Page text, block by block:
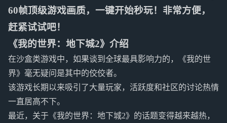
60帧顶级游戏画质，一键开始秒玩！非常方便，
赶紧试试吧！
《我的世界：地下城2》介绍
在沙盒类游戏中，如果谈到全球最具影响力的，《我的世
界》毫无疑问是其中的佼佼者。
该游戏长期以来吸引了大量玩家，活跃度和社区的讨论热情
一直居高不下。
最近，关于《我的世界：地下城2》的话题变得越来越热，